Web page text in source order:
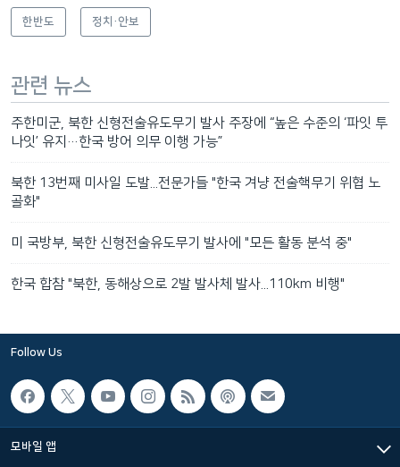
한반도 정치·안보
관련 뉴스
주한미군, 북한 신형전술유도무기 발사 주장에 “높은 수준의 ‘파잇 투
나잇’ 유지…한국 방어 의무 이행 가능”
북한 13번째 미사일 도발...전문가들 "한국 겨냥 전술핵무기 위협 노
골화"
미 국방부, 북한 신형전술유도무기 발사에 "모든 활동 분석 중"
한국 합참 "북한, 동해상으로 2발 발사체 발사...110km 비행"
Follow Us
모바일 앱